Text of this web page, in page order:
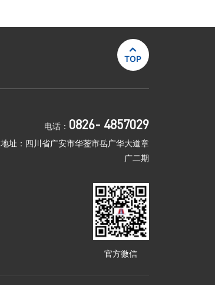

TOP
电话： 0826- 4857029
地址：四川省广安市华蓥市岳广华大道章
广二期
官方微信